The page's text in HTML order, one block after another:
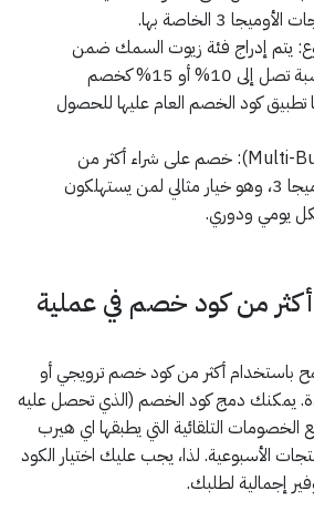
3 الخاصة بها.
يتم إدراج فئة زيوت السمك ضمن
عروض محددة بنسبة تصل إلى 10% أو 15% كخصم
تطبيق كود الخصم العام عليها للحصول
العروض الكمية (Multi-Buy): خصم على شراء أكثر من
عبوة فيتامين أو أوميجا 3، وهو خيار مثالي لمن يستهلكون
يومي ودوري.
من كود خصم في عملية
باستخدام أكثر من كود خصم ترويجي أو
يمكنك دمج كود الخصم (الذي تحصل عليه
التلقائية التي يطبقها اي هيرب
الأسبوعية. لذا، يجب عليك اختيار الكود
إجمالية لطلبك.